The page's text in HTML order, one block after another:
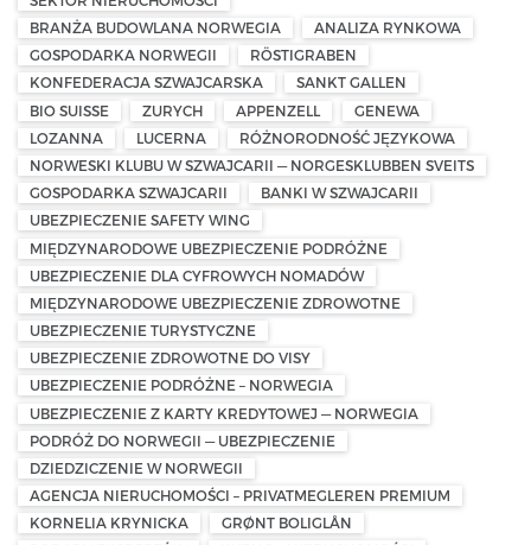
BRANŻA BUDOWLANA NORWEGIA
ANALIZA RYNKOWA
GOSPODARKA NORWEGII
RÖSTIGRABEN
KONFEDERACJA SZWAJCARSKA
SANKT GALLEN
BIO SUISSE
ZURYCH APPENZELL
GENEWA
LOZANNA
LUCERNA
RÓŻNORODNOŚĆ JĘZYKOWA
NORWESKI KLUBU W SZWAJCARII — NORGESKLUBBEN SVEITS
GOSPODARKA SZWAJCARII
BANKI W SZWAJCARII
UBEZPIECZENIE SAFETY WING
MIĘDZYNARODOWE UBEZPIECZENIE PODRÓŻNE
UBEZPIECZENIE DLA CYFROWYCH NOMADÓW
MIĘDZYNARODOWE UBEZPIECZENIE ZDROWOTNE
UBEZPIECZENIE TURYSTYCZNE
UBEZPIECZENIE ZDROWOTNE DO VISY
UBEZPIECZENIE PODRÓŻNE – NORWEGIA
UBEZPIECZENIE Z KARTY KREDYTOWEJ — NORWEGIA
PODRÓŻ DO NORWEGII — UBEZPIECZENIE
DZIEDZICZENIE W NORWEGII
AGENCJA NIERUCHOMOŚCI – PRIVATMEGLEREN PREMIUM
KORNELIA KRYNICKA
GRØNT BOLIGLÅN